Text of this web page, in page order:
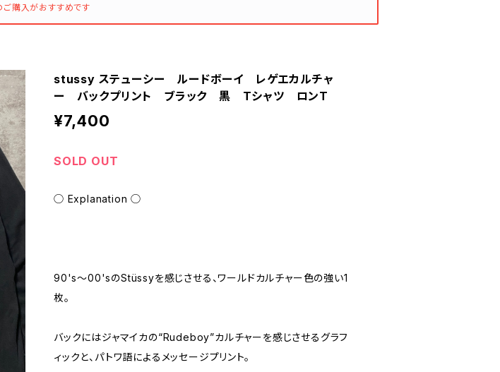
ご購入がおすすめです
stussy ステューシー ルードボーイ レゲエカルチャ
ー バックプリント ブラック 黒 Tシャツ ロンT
¥7,400
SOLD OUT
◯ Explanation ◯
90's〜00'sのStüssyを感じさせる、ワールドカルチャー色の強い1
枚。
バックにはジャマイカの“Rudeboy”カルチャーを感じさせるグラフ
ィックと、パトワ語によるメッセージプリント。